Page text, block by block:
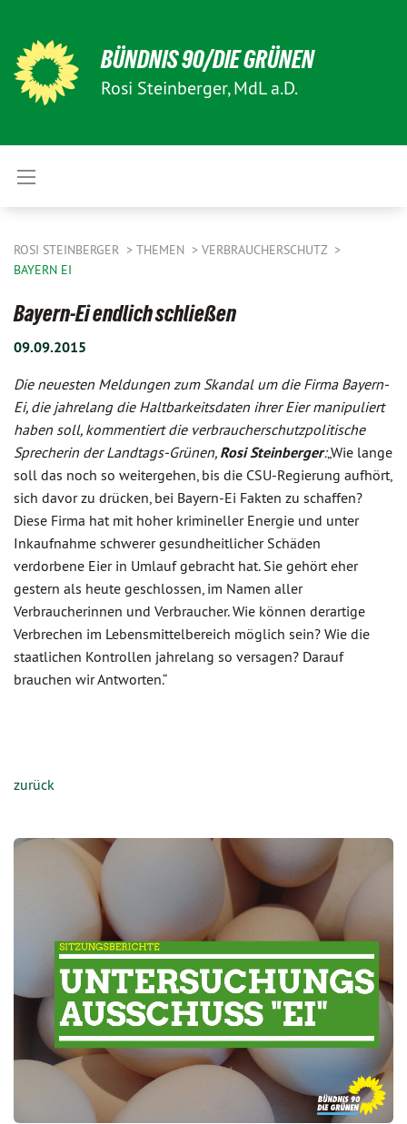
BÜNDNIS 90/DIE GRÜNEN
Rosi Steinberger, MdL a.D.
ROSI STEINBERGER THEMEN
VERBRAUCHERSCHUTZ
BAYERN EI
Bayern-Ei endlich schließen
09.09.2015
Die neuesten Meldungen zum Skandal um die Firma Bayern-
Ei, die jahrelang die Haltbarkeitsdaten ihrer Eier manipuliert
haben soll, kommentiert die verbraucherschutzpolitische
Sprecherin der Landtags-Grünen, Rosi Steinberger:„Wie lange
soll das noch so weitergehen, bis die CSU-Regierung aufhört,
sich davor zu drücken, bei Bayern-Ei Fakten zu schaffen?
Diese Firma hat mit hoher krimineller Energie und unter
Inkaufnahme schwerer gesundheitlicher Schäden
verdorbene Eier in Umlauf gebracht hat. Sie gehört eher
gestern als heute geschlossen, im Namen aller
Verbraucherinnen und Verbraucher. Wie können derartige
Verbrechen im Lebensmittelbereich möglich sein? Wie die
staatlichen Kontrollen jahrelang so versagen? Darauf
brauchen wir Antworten.“
zurück